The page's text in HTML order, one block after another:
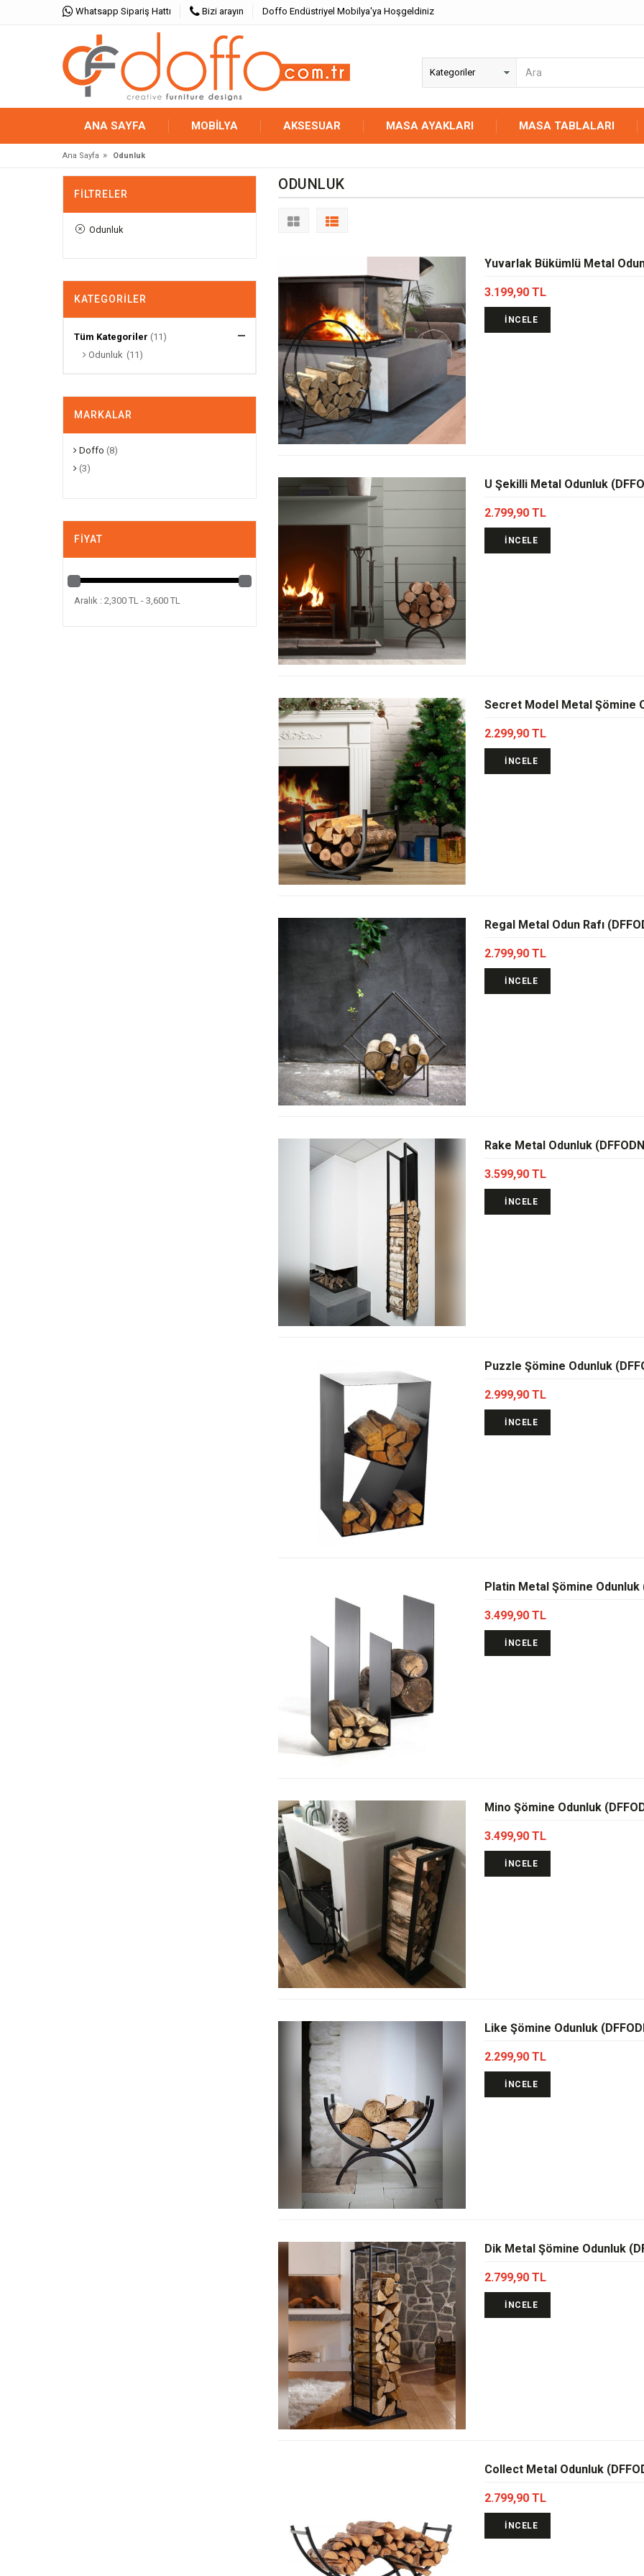
Whatsapp Sipariş Hattı Bizi arayın Doffo Endüstriyel Mobilya'ya Hoşgeldiniz
ANA SAYFA MOBİLYA AKSESUAR MASA AYAKLARI MASA TABLALARI
Ana Sayfa » Odunluk
ODUNLUK
Yuvarlak Bükümlü Metal
3.199,90 TL
İNCELE
U Şekilli Metal Odunluk
2.799,90 TL
İNCELE
Secret Model Metal Şömine
2.299,90 TL
İNCELE
Regal Metal Odun Rafı
2.799,90 TL
İNCELE
Rake Metal Odunluk
3.599,90 TL
İNCELE
Puzzle Şömine Odunluk
2.999,90 TL
İNCELE
Platin Metal Şömine Odunluk
3.499,90 TL
İNCELE
Mino Şömine Odunluk
3.499,90 TL
İNCELE
Like Şömine Odunluk
2.299,90 TL
İNCELE
Dik Metal Şömine Odunluk
2.799,90 TL
İNCELE
Collect Metal Odunluk
2.799,90 TL
İNCELE
FILTRELER
Odunluk
KATEGORILER
Tüm Kategoriler (11)
Odunluk (11)
MARKALAR
Doffo (8)
(3)
FIYAT
Aralık : 2,300 TL - 3,600 TL